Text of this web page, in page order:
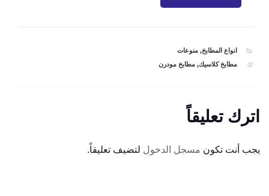
CATEGORIES
انواع المطابخ,منوعات
TAGS
مطابخ كلاسيك,مطابخ مودرن
اترك تعليقاً
يجب أنت تكون مسجل الدخول لتضيف تعليقاً.